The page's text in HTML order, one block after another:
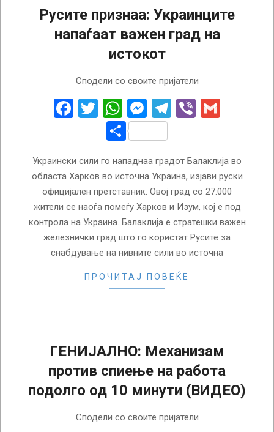
Русите признаа: Украинците
напаѓаат важен град на
истокот
Сподели со своите пријатели
Facebook
Twitter
WhatsApp
Messenger
Telegram
Viber
Share
Украински сили го нападнаа градот Балаклија во
областа Харков во источна Украина, изјави руски
официјален претставник. Овој град со 27.000
жители се наоѓа помеѓу Харков и Изум, кој е под
контрола на Украина. Балаклија е стратешки важен
железнички град што го користат Русите за
снабдување на нивните сили во источна
ПРОЧИТАЈ ПОВЕЌЕ
ГЕНИЈАЛНО: Механизам
против спиење на работа
подолго од 10 минути (ВИДЕО)
Сподели со своите пријатели